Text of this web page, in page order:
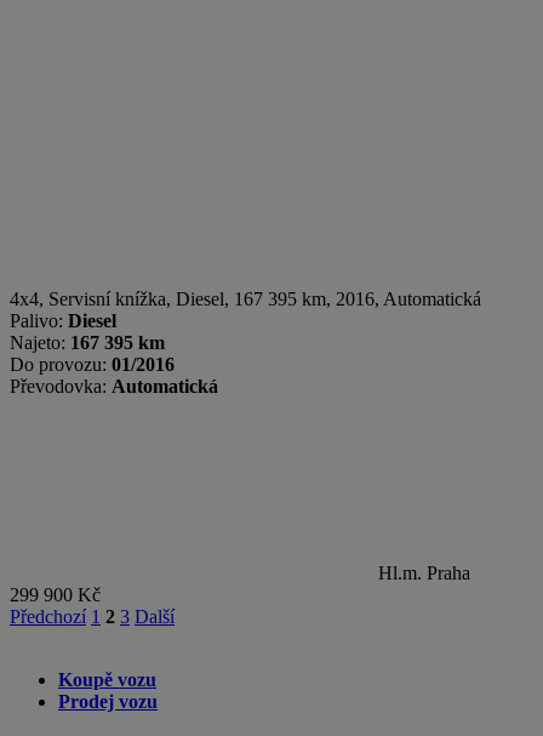
4x4, Servisní knížka, Diesel, 167 395 km, 2016, Automatická
Palivo: Diesel
Najeto: 167 395 km
Do provozu: 01/2016
Převodovka: Automatická
Hl.m. Praha
299 900 Kč
Předchozí 1 2 3 Další
Koupě vozu
Prodej vozu